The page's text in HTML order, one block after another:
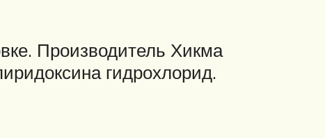
Производитель Хикма
гидрохлорид.